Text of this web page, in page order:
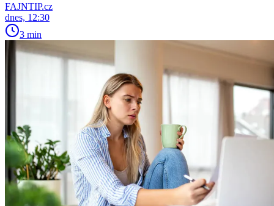
FAJNTIP.cz
dnes, 12:30
3 min